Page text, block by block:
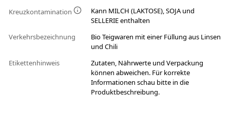
Kreuzkontamination
Kann MILCH (LAKTOSE), SOJA und
SELLERIE enthalten
Verkehrsbezeichnung
Bio Teigwaren mit einer Füllung aus Linsen
und Chili
Etikettenhinweis
Zutaten, Nährwerte und Verpackung
können abweichen. Für korrekte
Informationen schau bitte in die
Produktbeschreibung.